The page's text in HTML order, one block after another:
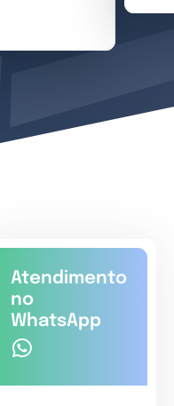
Atendimento
no
WhatsApp